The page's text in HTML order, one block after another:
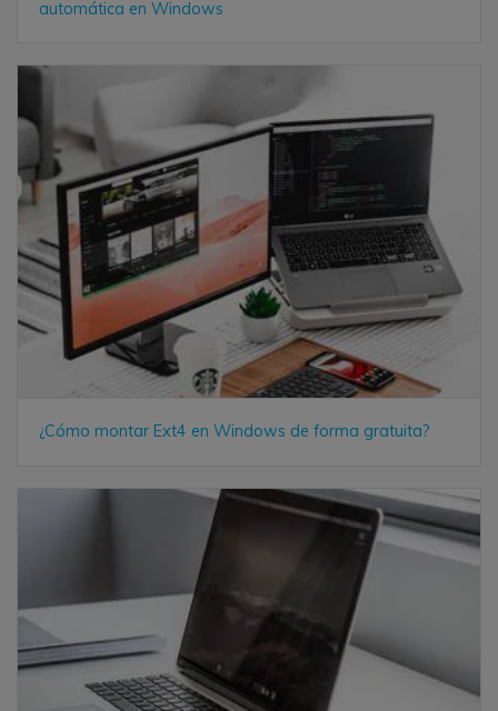
automática en Windows
¿Cómo montar Ext4 en Windows de forma gratuita?